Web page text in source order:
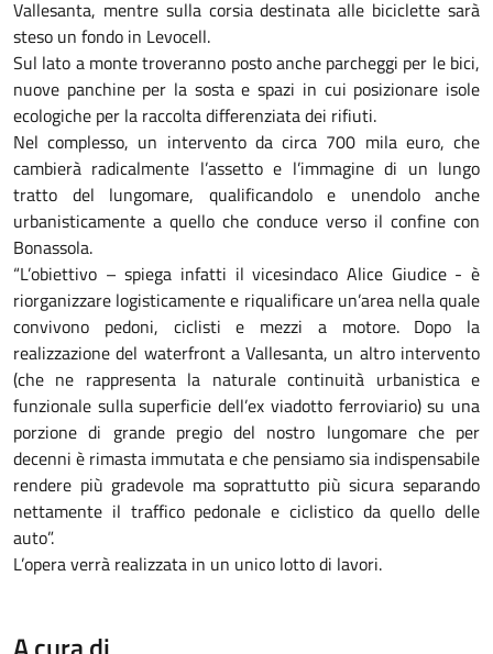
Vallesanta, mentre sulla corsia destinata alle biciclette sarà
steso un fondo in Levocell.
Sul lato a monte troveranno posto anche parcheggi per le bici,
nuove panchine per la sosta e spazi in cui posizionare isole
ecologiche per la raccolta differenziata dei rifiuti.
Nel complesso, un intervento da circa 700 mila euro, che
cambierà radicalmente l’assetto e l’immagine di un lungo
tratto del lungomare, qualificandolo e unendolo anche
urbanisticamente a quello che conduce verso il confine con
Bonassola.
“L’obiettivo – spiega infatti il vicesindaco Alice Giudice - è
riorganizzare logisticamente e riqualificare un’area nella quale
convivono pedoni, ciclisti e mezzi a motore. Dopo la
realizzazione del waterfront a Vallesanta, un altro intervento
(che ne rappresenta la naturale continuità urbanistica e
funzionale sulla superficie dell’ex viadotto ferroviario) su una
porzione di grande pregio del nostro lungomare che per
decenni è rimasta immutata e che pensiamo sia indispensabile
rendere più gradevole ma soprattutto più sicura separando
nettamente il traffico pedonale e ciclistico da quello delle
auto”.
L’opera verrà realizzata in un unico lotto di lavori.